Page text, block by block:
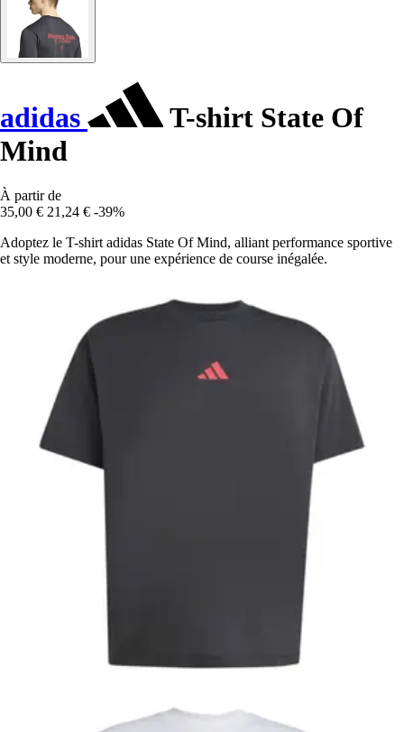
adidas
T-shirt State Of
Mind
À partir de
35,00 € 21,24 € -39%
Adoptez le T-shirt adidas State Of Mind, alliant performance sportive
et style moderne, pour une expérience de course inégalée.